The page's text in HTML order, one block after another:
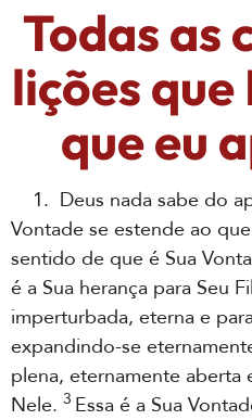
Todas as
lições que
que eu
1. Deus nada sabe do
Vontade se estende ao
sentido de que é Sua
é a Sua herança para Seu
imperturbada, eterna e
expandindo-se
plena, eternamente
Nele. 3 Essa é a Sua